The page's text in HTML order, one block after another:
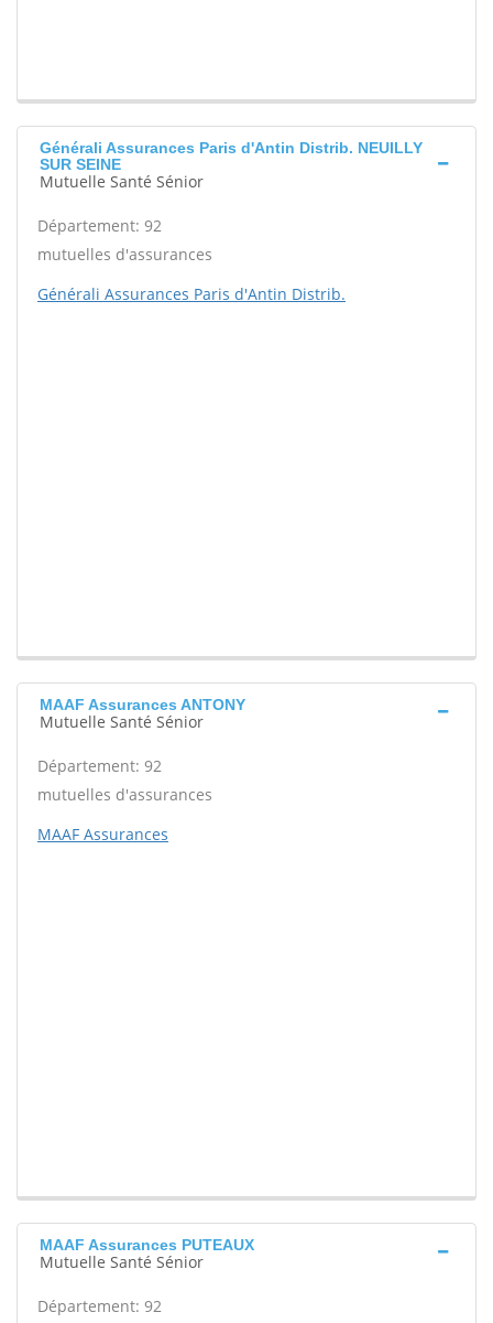
Générali Assurances Paris d'Antin Distrib. NEUILLY
SUR SEINE
Mutuelle Santé Sénior
Département: 92
mutuelles d'assurances
Générali Assurances Paris d'Antin Distrib.
MAAF Assurances ANTONY
Mutuelle Santé Sénior
Département: 92
mutuelles d'assurances
MAAF Assurances
MAAF Assurances PUTEAUX
Mutuelle Santé Sénior
Département: 92